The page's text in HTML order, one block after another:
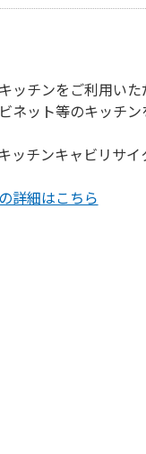
ッチンをご利用いた
ネット等のキッチン
ッチンキャビリサイ
詳細はこちら